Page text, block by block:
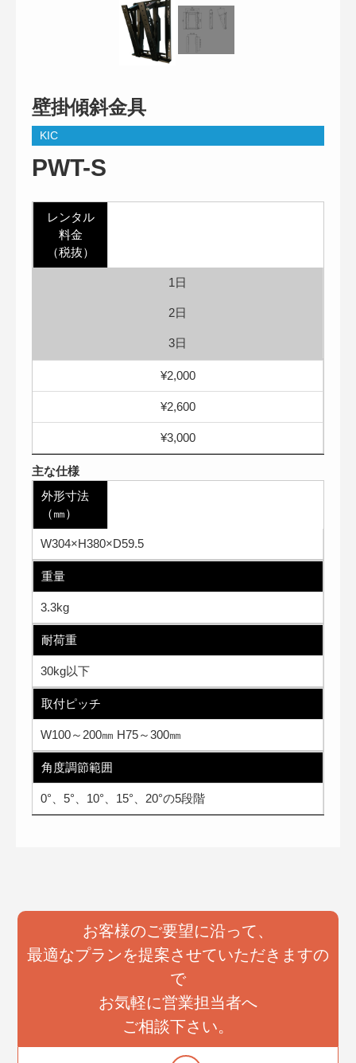
壁掛傾斜金具
KIC
PWT-S
レンタル
料金
（税抜）
1日
2日
3日
¥2,000
¥2,600
¥3,000
主な仕様
外形寸法
（㎜）
W304×H380×D59.5
重量
3.3kg
耐荷重
30kg以下
取付ピッチ
W100～200㎜ H75～300㎜
角度調節範囲
0°、5°、10°、15°、20°の5段階
お客様のご要望に沿って、
最適なプランを提案させていただきますの
で
お気軽に営業担当者へ
ご相談下さい。